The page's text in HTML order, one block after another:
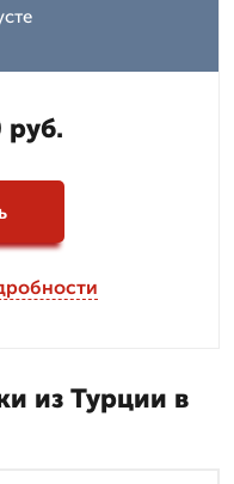
руб.
из Турции в